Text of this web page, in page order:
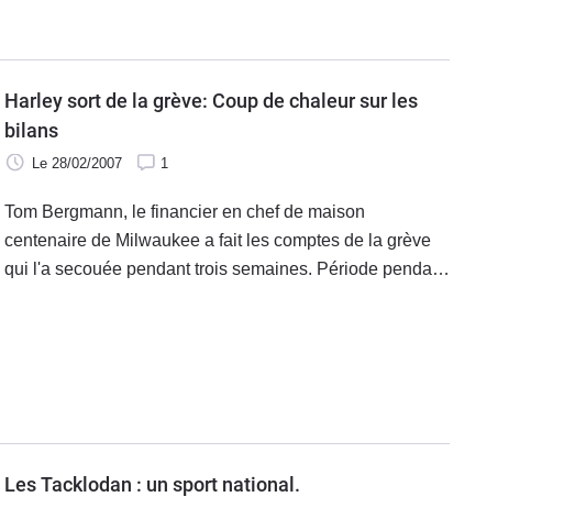
Harley sort de la grève: Coup de chaleur sur les
bilans
Le 28/02/2007 1
Tom Bergmann, le financier en chef de maison
centenaire de Milwaukee a fait les comptes de la grève
qui l'a secouée pendant trois semaines. Période pendant
Les Tacklodan : un sport national.